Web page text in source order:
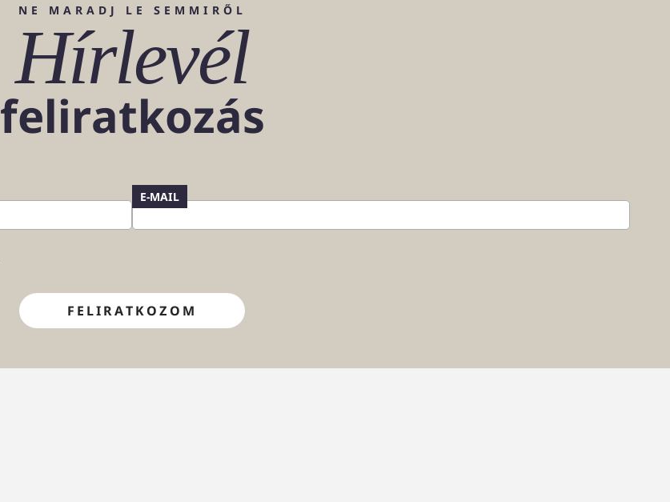
NE MARADJ LE SEMMIRŐL
Hírlevél
feliratkozás
E-MAIL
FELIRATKOZOM